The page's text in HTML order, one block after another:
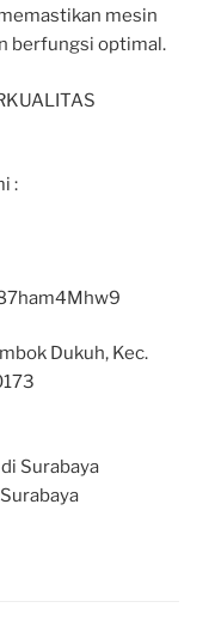
mesin
berfungsi optimal.
:
Dukuh, Kec.
Surabaya